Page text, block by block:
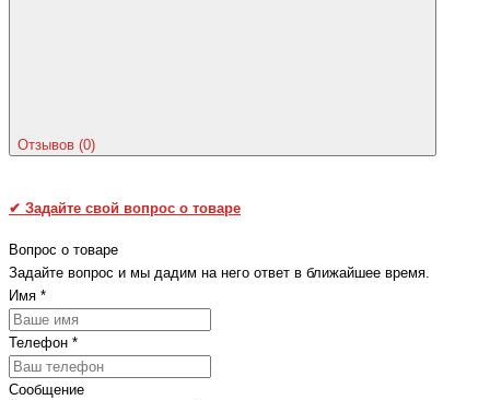
Отзывов (0)
✔ Задайте свой вопрос о товаре
Вопрос о товаре
Задайте вопрос и мы дадим на него ответ в ближайшее время.
Имя *
Телефон *
Сообщение